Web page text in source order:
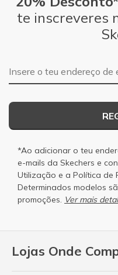
Lojas Onde
te inscreveres
Endereço de e-mail
*Ao adicionar o teu
e-mails da Skechers e
Utilização e a Política de
Determinados modelos
promoções. Ver mais